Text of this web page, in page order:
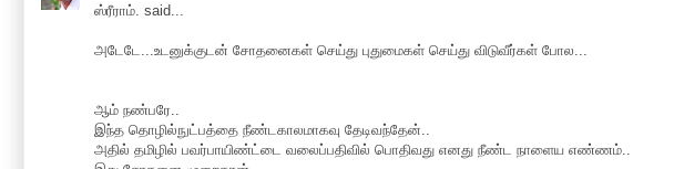
ஸ்ரீராம். said...
அடேடே...உடனுக்குடன் சோதனைகள் செய்து புதுமைகள் செய்து விடுவீர்கள் போல...
ஆம் நண்பரே..
இந்த தொழில்நுட்பத்தை நீண்டகாலமாகவு தேடிவந்தேன்..
அதில் தமிழில் பவர்பாயிண்ட்டை வலைப்பதிவில் பொதிவது எனது நீண்ட நாளைய எண்ணம்..